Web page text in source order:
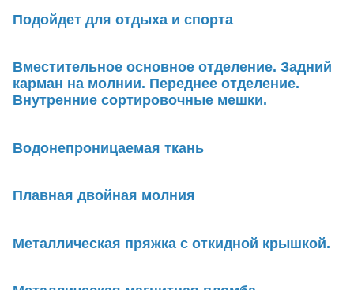
Подойдет для отдыха и спорта
Вместительное основное отделение. Задний
карман на молнии. Переднее отделение.
Внутренние сортировочные мешки.
Водонепроницаемая ткань
Плавная двойная молния
Металлическая пряжка с откидной крышкой.